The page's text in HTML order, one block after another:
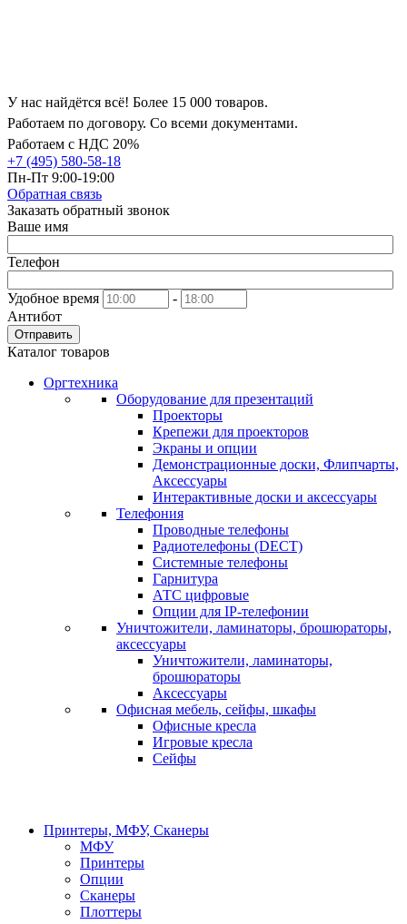
У нас найдётся всё! Более 15 000 товаров.
Работаем по договору. Со всеми документами.
Работаем с НДС 20%
+7 (495) 580-58-18
Пн-Пт 9:00-19:00
Обратная связь
Заказать обратный звонок
Ваше имя
Телефон
Удобное время
-
Антибот
Отправить
Каталог товаров
Оргтехника
Оборудование для презентаций
Проекторы
Крепежи для проекторов
Экраны и опции
Демонстрационные доски, Флипчарты,
Аксессуары
Интерактивные доски и аксессуары
Телефония
Проводные телефоны
Радиотелефоны (DECT)
Системные телефоны
Гарнитура
АТС цифровые
Опции для IP-телефонии
Уничтожители, ламинаторы, брошюраторы,
аксессуары
Уничтожители, ламинаторы,
брошюраторы
Аксессуары
Офисная мебель, сейфы, шкафы
Офисные кресла
Игровые кресла
Сейфы
Принтеры, МФУ, Сканеры
МФУ
Принтеры
Опции
Сканеры
Плоттеры